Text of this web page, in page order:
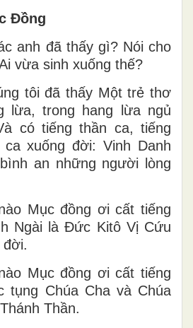
Đồng
anh đã thấy gì? Nói cho
vừa sinh xuống thế?
tôi đã thấy Một trẻ thơ
lừa, trong hang lừa ngủ
có tiếng thần ca, tiếng
xuống đời: Vinh Danh
an những người lòng
Mục đồng ơi cất tiếng
Ngài là Đức Kitô Vị Cứu
đời.
Mục đồng ơi cất tiếng
tụng Chúa Cha và Chúa
Thần.